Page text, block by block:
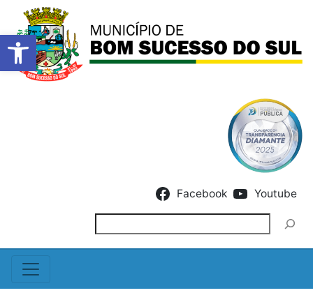
Barra de Ferramentas
Facebook Youtube